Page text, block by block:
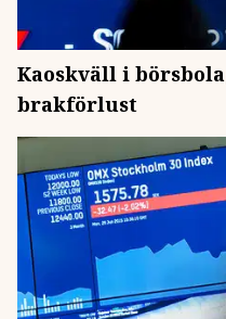
Kaoskväll i
brakförlust